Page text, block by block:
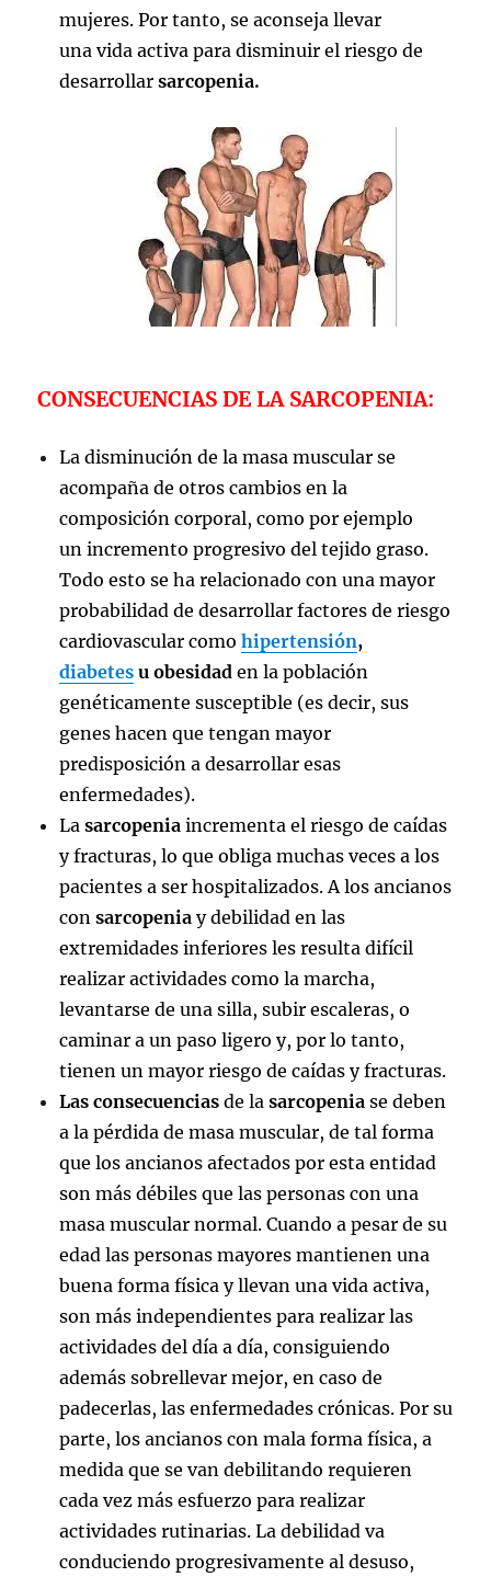
mujeres. Por tanto, se aconseja llevar
una vida activa para disminuir el riesgo de
desarrollarsarcopenia.
CONSECUENCIAS DE LA SARCOPENIA:
La disminución de la masa muscular se
acompaña de otros cambios en la
composición corporal, como por ejemplo
un incremento progresivo del tejido graso.
Todo esto se ha relacionado con una mayor
probabilidad de desarrollar factores de riesgo
cardiovascular comohipertensión,
diabetes uobesidad en la población
genéticamente susceptible (es decir, sus
genes hacen que tengan mayor
predisposición a desarrollar esas
enfermedades).
La sarcopeniaincrementa el riesgo de caídas
y fracturas, lo que obliga muchas veces a los
pacientes a ser hospitalizados. A los ancianos
consarcopeniay debilidad en las
extremidades inferiores les resulta difícil
realizar actividades como la marcha,
levantarse de una silla, subir escaleras, o
caminar a un paso ligero y, por lo tanto,
tienen un mayor riesgo de caídas y fracturas.
Las consecuenciasde lasarcopenia se deben
a la pérdida de masa muscular, de tal forma
que los ancianos afectados por esta entidad
son más débiles que las personas con una
masa muscular normal. Cuando a pesar de su
edad las personas mayores mantienen una
buena forma física y llevan una vida activa,
son más independientes para realizar las
actividades del día a día, consiguiendo
además sobrellevar mejor, en caso de
padecerlas, las enfermedades crónicas. Por su
parte, los ancianos con mala forma física, a
medida que se van debilitando requieren
cada vez más esfuerzo para realizar
actividades rutinarias. La debilidad va
conduciendo progresivamente al desuso,